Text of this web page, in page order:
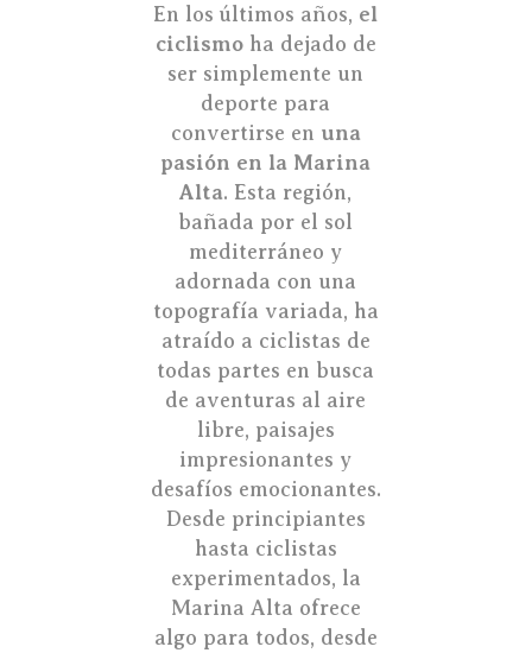
En los últimos años, el
ciclismoha dejado de
ser simplemente un
deporte para
convertirse en una
pasión en la Marina
Alta. Esta región,
bañada por el sol
mediterráneo y
adornada con una
topografía variada, ha
atraído a ciclistas de
todas partes en busca
de aventuras al aire
libre, paisajes
impresionantes y
desafíos emocionantes.
Desde principiantes
hasta ciclistas
experimentados, la
Marina Alta ofrece
algo para todos, desde